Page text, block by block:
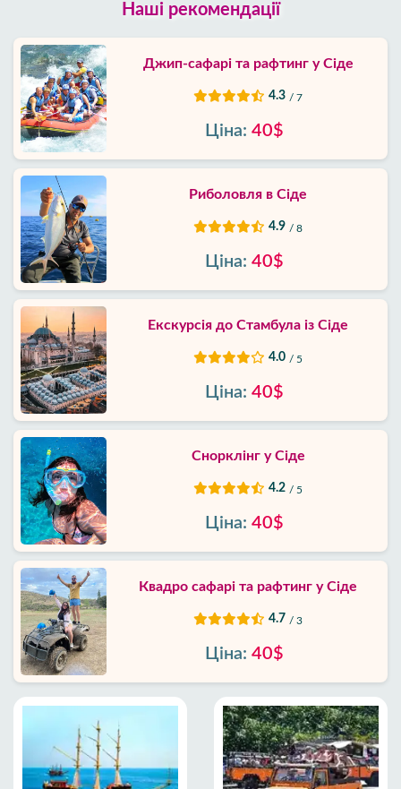
Наші рекомендації
Джип-сафарі та рафтинг у Сіде
4.3 / 7
Ціна: 40$
Риболовля в Сіде
4.9 / 8
Ціна: 40$
Екскурсія до Стамбула із Сіде
4.0 / 5
Ціна: 40$
Снорклінг у Сіде
4.2 / 5
Ціна: 40$
Квадро сафарі та рафтинг у Сіде
4.7 / 3
Ціна: 40$